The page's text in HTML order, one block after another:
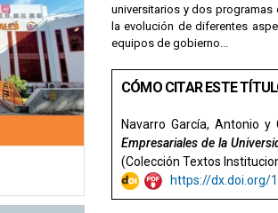
universitarios y dos programas
la evolución de diferentes
equipos de gobierno...
CÓMO CITAR ESTE
Navarro García, Antonio y
Empresariales de la
(Colección Textos
https://dx.doi.org/